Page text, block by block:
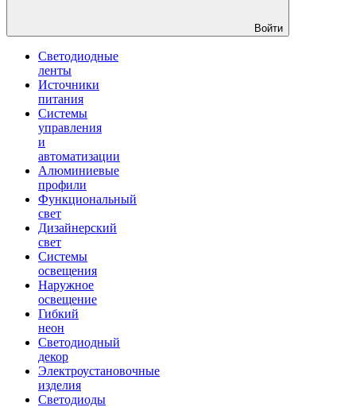
Войти
Светодиодные
ленты
Источники
питания
Системы
управления
и
автоматизации
Алюминиевые
профили
Функциональный
свет
Дизайнерский
свет
Системы
освещения
Наружное
освещение
Гибкий
неон
Светодиодный
декор
Электроустановочные
изделия
Светодиоды